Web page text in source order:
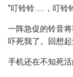
“叮铃铃……，叮铃
一阵急促的铃音
吓死我了。回想
手机还在不知死活